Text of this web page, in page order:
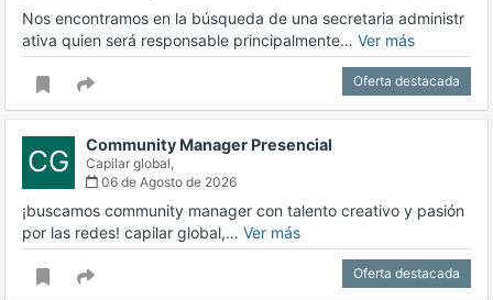
Nos encontramos en la búsqueda de una secretaria administr
ativa quien será responsable principalmente… Ver más
Oferta destacada
CG Community Manager Presencial
Capilar global,
06 de Agosto de 2026
¡buscamos community manager con talento creativo y pasión
por las redes! capilar global,… Ver más
Oferta destacada